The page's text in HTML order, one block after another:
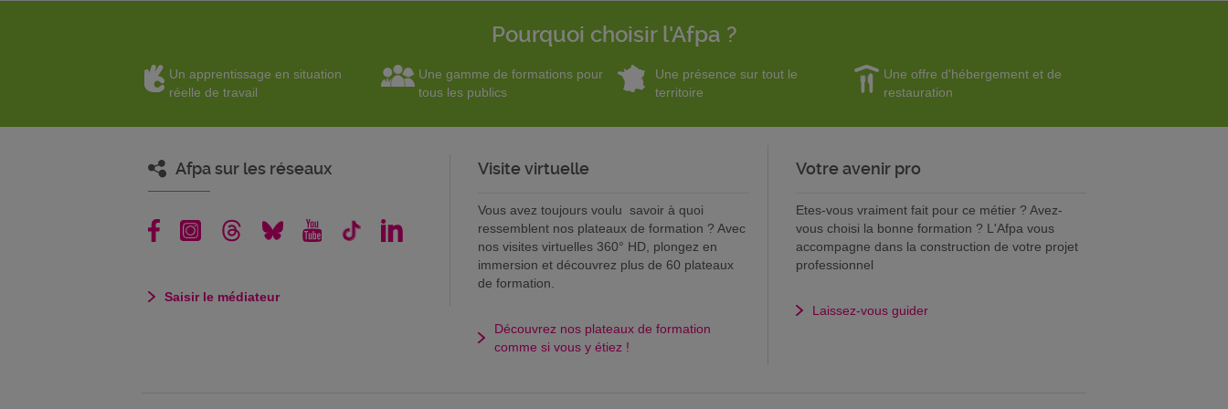
Pourquoi choisir l'Afpa ?
Un apprentissage en situation
réelle de travail
Une gamme de formations pour
tous les publics
Une présence sur tout le
territoire
Une offre d'hébergement et de
restauration
Afpa sur les réseaux
Saisir le médiateur
Visite virtuelle
Vous avez toujours voulu savoir à quoi
ressemblent nos plateaux de formation ? Avec
nos visites virtuelles 360° HD, plongez en
immersion et découvrez plus de 60 plateaux
de formation.
Découvrez nos plateaux de formation
comme si vous y étiez !
Votre avenir pro
Etes-vous vraiment fait pour ce métier ? Avez-
vous choisi la bonne formation ? L'Afpa vous
accompagne dans la construction de votre projet
professionnel
Laissez-vous guider